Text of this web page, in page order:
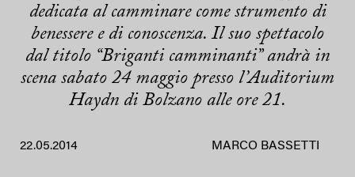
dedicata al camminare come strumento di
benessere e di conoscenza. Il suo spettacolo
dal titolo “Briganti camminanti” andrà in
scena sabato 24 maggio presso l’Auditorium
Haydn di Bolzano alle ore 21.
22.05.2014 MARCO BASSETTI